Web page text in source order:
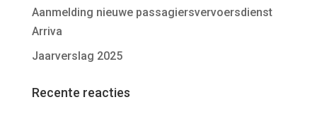
Aanmelding nieuwe passagiersvervoersdienst
Arriva
Jaarverslag 2025
Recente reacties